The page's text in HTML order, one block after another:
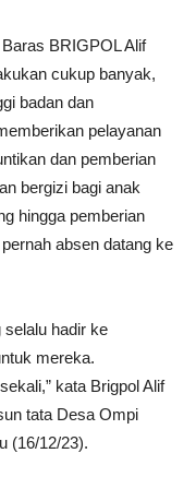
BRIGPOL Alif
cukup banyak,
badan dan
pelayanan
dan pemberian
bergizi bagi anak
hingga pemberian
absen datang ke
selalu hadir ke
mereka.
kata Brigpol Alif
tata Desa Ompi
(16/12/23).